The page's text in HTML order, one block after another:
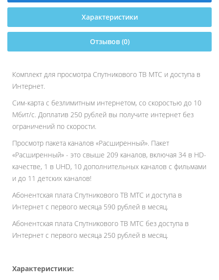
Характеристики
Отзывов (0)
Комплект для просмотра Спутникового ТВ МТС и доступа в
Интернет.
Сим-карта с безлимитным интернетом, со скоростью до 10
Мбит/с. Доплатив 250 рублей вы получите интернет без
ограничений по скорости.
Просмотр пакета каналов «Расширенный». Пакет
«Расширенный» - это свыше 209 каналов, включая 34 в HD-
качестве, 1 в UHD, 10 дополнительных каналов с фильмами
и до 11 детских каналов!
Абонентская плата Спутникового ТВ МТС и доступа в
Интернет с первого месяца 590 рублей в месяц.
Абонентская плата Спутникового ТВ МТС без доступа в
Интернет с первого месяца 250 рублей в месяц.
Характеристики: